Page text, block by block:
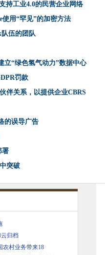
持工业4.0的民营企业网络
使用“罕见”的加密方法
伍的团队
立“绿色氢气动力”数据中心
罚款
伴关系，以提供企业CBRS
的误导广告
署
突破
云归档
农村业务带来18